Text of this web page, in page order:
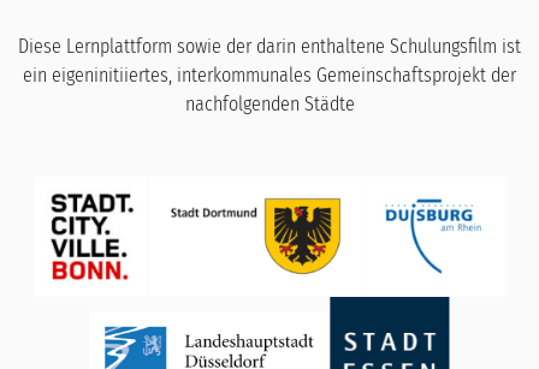
Diese Lernplattform sowie der darin enthaltene Schulungsfilm ist
ein eigeninitiiertes, interkommunales Gemeinschaftsprojekt der
nachfolgenden Städte